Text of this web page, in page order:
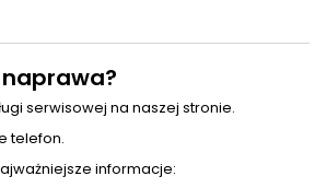
serwisowej na naszej stronie.
telefon.
informacje: